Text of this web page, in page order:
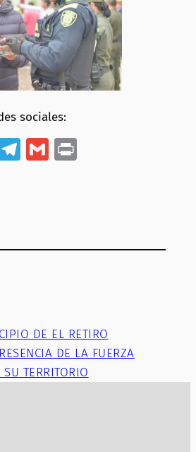
sociales:
Telegram
GmailPrint
DE EL RETIRO
DE LA FUERZA
TERRITORIO